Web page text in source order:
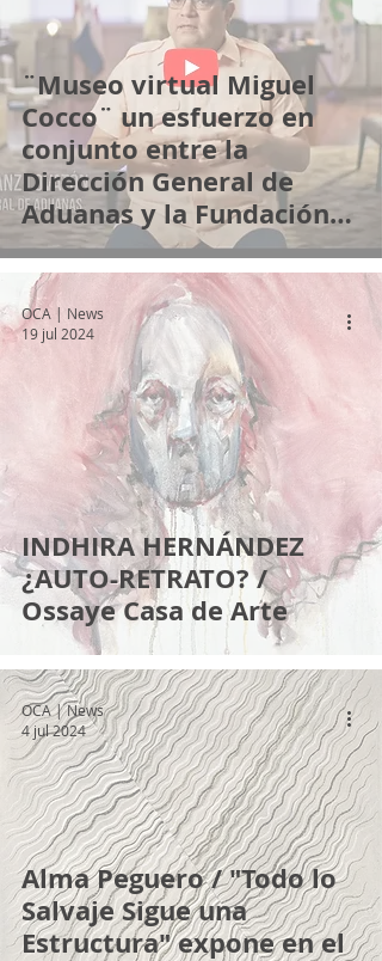
¨Museo virtual Miguel
Cocco¨ un esfuerzo en
conjunto entre la
Dirección General de
Aduanas y la Fundación
de Patrimonio Cultural
INDHIRA HERNÁNDEZ
¿AUTO-RETRATO? /
Ossaye Casa de Arte
OCA | News
19 jul 2024
Alma Peguero / "Todo lo
Salvaje Sigue una
Estructura" expone en el
OCA | News
4 jul 2024